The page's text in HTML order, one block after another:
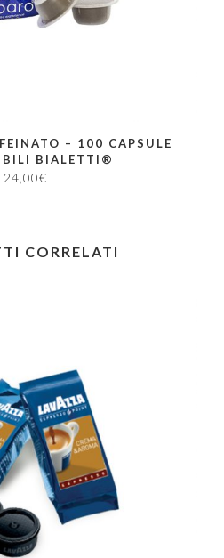
– 100 CAPSULE
BIALETTI®
24,00€
CORRELATI